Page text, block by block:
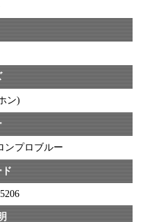
ン)
ンプロブルー
ド